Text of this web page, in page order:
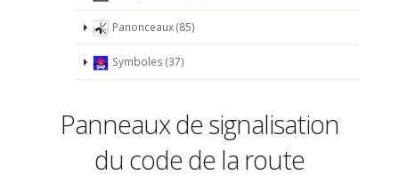
Panonceaux (85)
Symboles (37)
Panneaux de signalisation
du code de la route